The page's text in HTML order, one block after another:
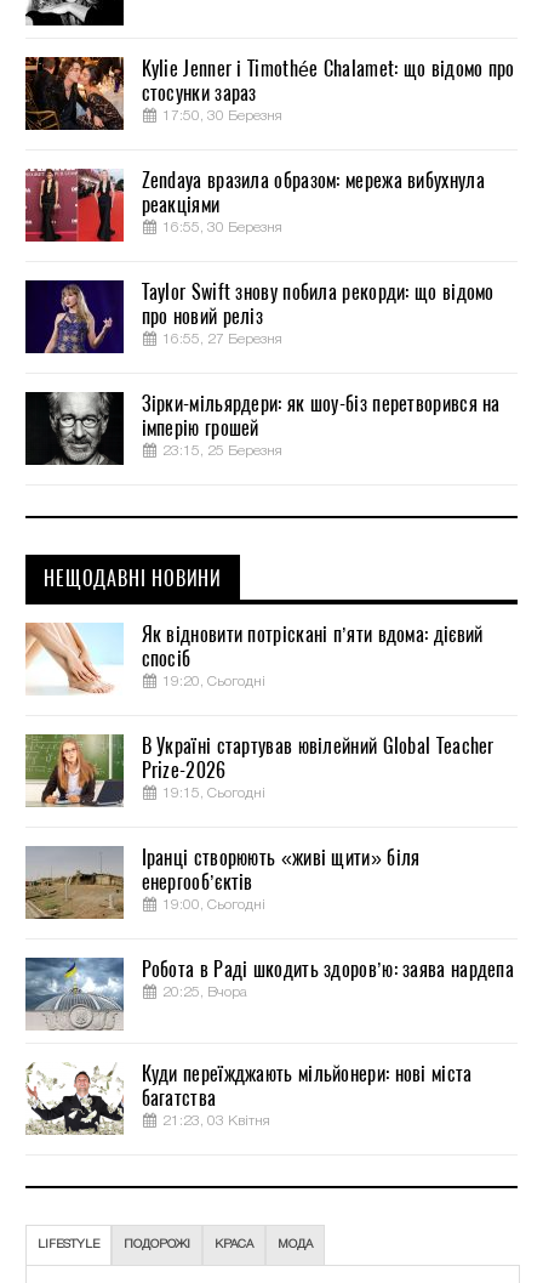
Kylie Jenner і Timothée Chalamet: що відомо про
стосунки зараз
17:50, 30 Березня
Zendaya вразила образом: мережа вибухнула
реакціями
16:55, 30 Березня
Taylor Swift знову побила рекорди: що відомо
про новий реліз
16:55, 27 Березня
Зірки-мільярдери: як шоу-біз перетворився на
імперію грошей
23:15, 25 Березня
НЕЩОДАВНІ НОВИНИ
Як відновити потріскані п’яти вдома: дієвий
спосіб
19:20, Сьогодні
В Україні стартував ювілейний Global Teacher
Prize-2026
19:15, Сьогодні
Іранці створюють «живі щити» біля
енергооб’єктів
19:00, Сьогодні
Робота в Раді шкодить здоров’ю: заява нардепа
20:25, Вчора
Куди переїжджають мільйонери: нові міста
багатства
21:23, 03 Квітня
LIFESTYLE ПОДОРОЖІ КРАСА МОДА